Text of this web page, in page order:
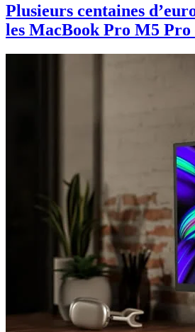
Plusieurs centaines
les MacBook Pro M5